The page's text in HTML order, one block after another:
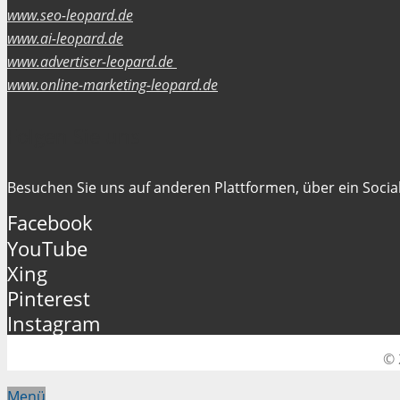
www.seo-leopard.de
www.ai-leopard.de
www.advertiser-leopard.de
www.online-marketing-leopard.de
Besuchen Sie uns auf anderen Plattformen, über ein
Facebook
YouTube
Xing
Pinterest
Instagram
©